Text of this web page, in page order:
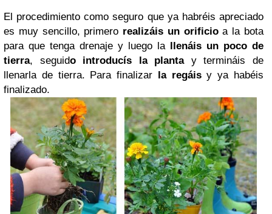
El procedimiento como seguro que ya habréis apreciado
es muy sencillo, primero realizáis un orificioa la bota
para que tenga drenaje y luego la llenáis un poco de
tierra, seguido introducís la plantay termináis de
llenarla de tierra. Para finalizar la regáisy ya habéis
finalizado.